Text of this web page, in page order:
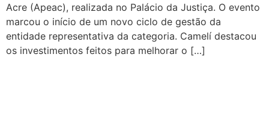
Acre (Apeac), realizada no Palácio da Justiça. O evento
marcou o início de um novo ciclo de gestão da
entidade representativa da categoria. Camelí destacou
os investimentos feitos para melhorar o […]